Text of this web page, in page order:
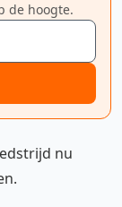
de hoogte.
nu